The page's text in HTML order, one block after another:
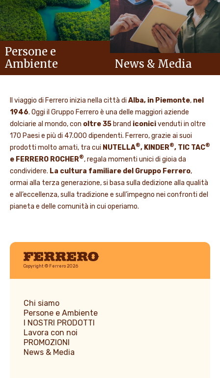
Persone e
Ambiente
News & Media
Il viaggio di Ferrero inizia nella città di Alba, in Piemonte, nel
1946. Oggi il Gruppo Ferrero è una delle maggiori aziende
dolciarie al mondo, con oltre 35 brand iconicivenduti in oltre
170 Paesi e più di 47.000 dipendenti. Ferrero, grazie ai suoi
prodotti molto amati, tra cui NUTELLA®, KINDER®, TIC TAC®
e FERRERO ROCHER®, regala momenti unici di gioia da
condividere. La cultura familiare del Gruppo Ferrero,
ormai alla terza generazione, si basa sulla dedizione alla qualità
e all’eccellenza, sulla tradizione e sull’impegno nei confronti del
pianeta e delle comunità in cui operiamo.
Ferrero
Copyright © Ferrero 2026
Chi siamo
Persone e Ambiente
I NOSTRI PRODOTTI
Lavora con noi
PROMOZIONI
News & Media